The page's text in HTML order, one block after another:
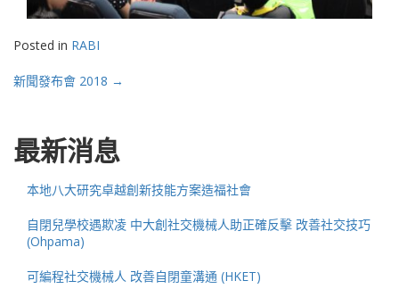
Posted in RABI
Post
新聞發布會 2018 →
最新消息
本地八大研究卓越創新技能方案造福社會
自閉兒學校遇欺凌 中大創社交機械人助正確反擊 改善社交技巧
(Ohpama)
可編程社交機械人 改善自閉童溝通 (HKET)